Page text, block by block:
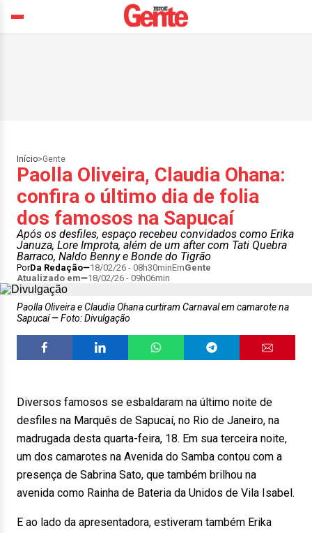
Início>Gente
Paolla Oliveira, Claudia Ohana:
confira o último dia de folia
dos famosos na Sapucaí
Após os desfiles, espaço recebeu convidados como Erika
Januza, Lore Improta, além de um after com Tati Quebra
Barraco, Naldo Benny e Bonde do Tigrão
PorDa Redação 18/02/26 - 08h30minEmGente
Atualizado em
18/02/26 - 09h06min
Paolla Oliveira e Claudia Ohana curtiram Carnaval em camarote na
Sapucaí
Foto: Divulgação
Diversos famosos se esbaldaram na último noite de
desfiles na Marquês de Sapucaí, no Rio de Janeiro, na
madrugada desta quarta-feira, 18. Em sua terceira noite,
um dos camarotes na Avenida do Samba contou com a
presença de Sabrina Sato, que também brilhou na
avenida como Rainha de Bateria da Unidos de Vila Isabel.
E ao lado da apresentadora, estiveram também Erika